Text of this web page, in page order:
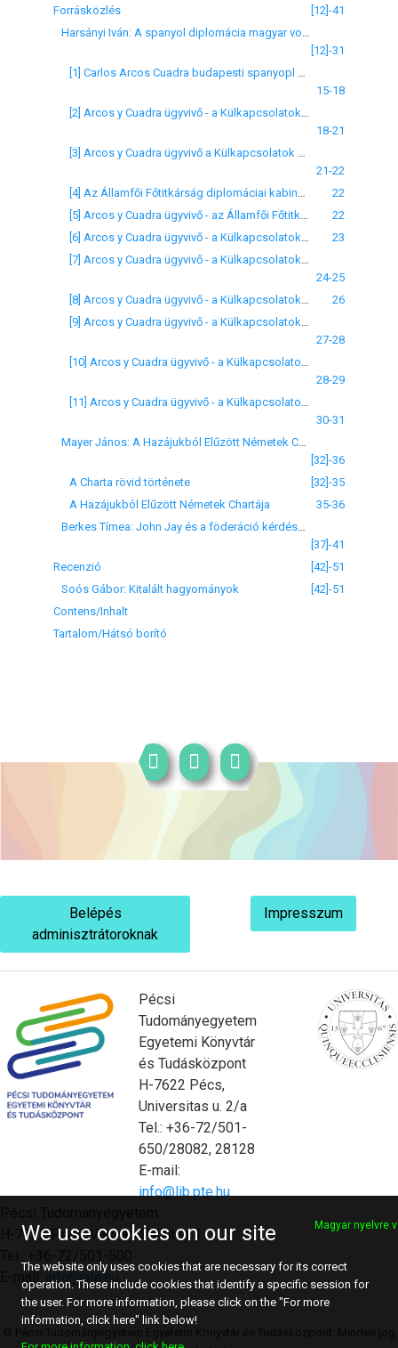
Forrásközlés
[12]-41
[12]-31
15-18
18-21
21-22
22
22
23
24-25
26
27-28
28-29
30-31
[32]-36
A Charta rövid története
[32]-35
A Hazájukból Elűzött Németek Chartája
35-36
[37]-41
Recenzió
[42]-51
Soós Gábor: Kitalált hagyományok
[42]-51
Contens/Inhalt
Tartalom/Hátsó borító
Belépés
adminisztrátoroknak
Impresszum
Pécsi
Tudományegyetem
Egyetemi Könyvtár
és Tudásközpont
H-7622 Pécs,
Universitas u. 2/a
Tel.: +36-72/501-
650/28082, 28128
E-mail:
info@lib.pte.hu
H-7622 Pécs, Vasvári Pál utca 4.
info@pte.hu
We use cookies on our site Magyar nyelvre
The website only uses cookies that are necessary for its correct
operation. These include cookies that identify a specific session for
the user. For more information, please click on the "For more
information, click here" link below!